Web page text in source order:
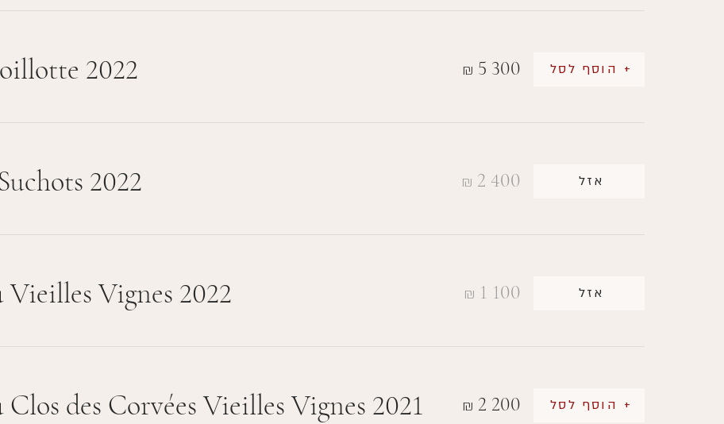
2022 ₪ 5 300 + הוסף לסל
2022 ₪ 2 400 אזל
Vieilles Vignes 2022 ₪ 1 100 אזל
Clos des Corvées Vieilles Vignes 2021 ₪ 2 200 + הוסף לסל